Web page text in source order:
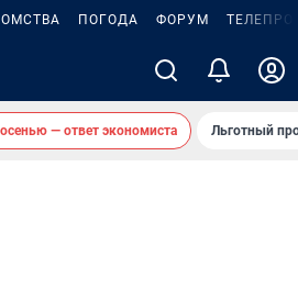
ПОГОДА ФОРУМ
— ответ экономиста Льготный